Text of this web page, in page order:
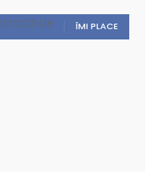
ÎMI PLACE
de